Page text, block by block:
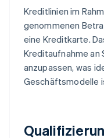
Kreditlinien im
genommenen
eine Kreditkarte.
Kreditaufnahme an
anzupassen, was
Geschäftsmodelle